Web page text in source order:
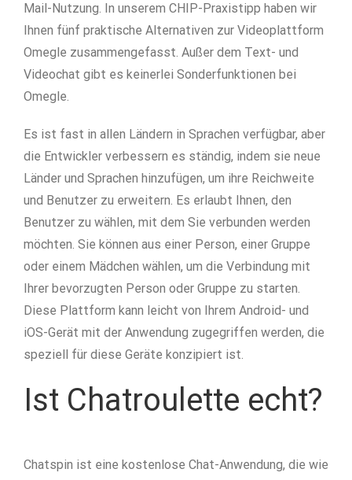
Mail-Nutzung. In unserem CHIP-Praxistipp haben wir
Ihnen fünf praktische Alternativen zur Videoplattform
Omegle zusammengefasst. Außer dem Text- und
Videochat gibt es keinerlei Sonderfunktionen bei
Omegle.
Es ist fast in allen Ländern in Sprachen verfügbar, aber
die Entwickler verbessern es ständig, indem sie neue
Länder und Sprachen hinzufügen, um ihre Reichweite
und Benutzer zu erweitern. Es erlaubt Ihnen, den
Benutzer zu wählen, mit dem Sie verbunden werden
möchten. Sie können aus einer Person, einer Gruppe
oder einem Mädchen wählen, um die Verbindung mit
Ihrer bevorzugten Person oder Gruppe zu starten.
Diese Plattform kann leicht von Ihrem Android- und
iOS-Gerät mit der Anwendung zugegriffen werden, die
speziell für diese Geräte konzipiert ist.
Ist Chatroulette echt?
Chatspin ist eine kostenlose Chat-Anwendung, die wie